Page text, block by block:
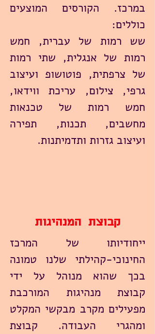
במרכז. הקורסים המוצעים
כוללים:
שש רמות של עברית, חמש
רמות של אנגלית, שתי רמות
של צרפתית, פוטושופ ועיצוב
גרפי, צילום, עריכת ווידאו,
חמש רמות של טכנאות
מחשבים, תכנות, תפירה
ועיצוב גזרות ותדמיתנות.
קבוצת המנהיגות
ייחודיותו של המרכז
החינוכי-קהילתי שלנו טמונה
בכך שהוא מנוהל על ידי
קבוצת מנהיגות המורכבת
מפעילים מקרב מבקשי המקלט
ומהגרי העבודה. קבוצת